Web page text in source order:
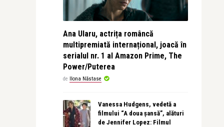
Ana Ularu, actrița româncă
multipremiată internațional, joacă în
serialul nr. 1 al Amazon Prime, The
Power/Puterea
de Ilona Năstase
Vanessa Hudgens, vedetă a
filmului “A doua șansă”, alături
de Jennifer Lopez: Filmul